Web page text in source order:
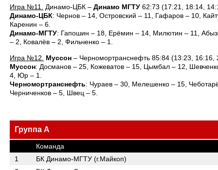
Игра №11. Динамо-ЦБК – Динамо МГТУ 62:73 (17:21, 18:14,
Динамо-ЦБК: Чернов – 14, Островский – 11, Гафаров – 10,
Каренин – 6.
Динамо-МГТУ: Гапошин – 18, Ерёмин – 14, Милютин – 11,
– 2, Ковалёв – 2, Фильченко – 1.
Игра №12. Муссон – Черномортранснефть 85:84 (13:23,
Муссон: Досманов – 25, Кожеватов – 15, Цымбал – 12,
4, Юр – 1.
Черномортранснефть: Чураев – 30, Мелешенко – 15,
Черниченков – 5, Швец – 5.
Группа А
Команда
1
БК Динамо-МГТУ (г.Майкоп)